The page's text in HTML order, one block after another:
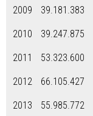
2009
39.181.383
2010
39.247.875
2011
53.323.600
2012
66.105.427
2013
55.985.772